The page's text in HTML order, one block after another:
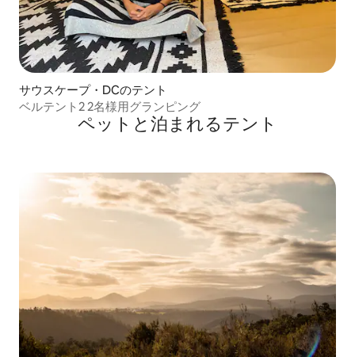
サウスケープ・DCのテント
ベルテント2 2名様用グランピング
ペットと泊まれるテント